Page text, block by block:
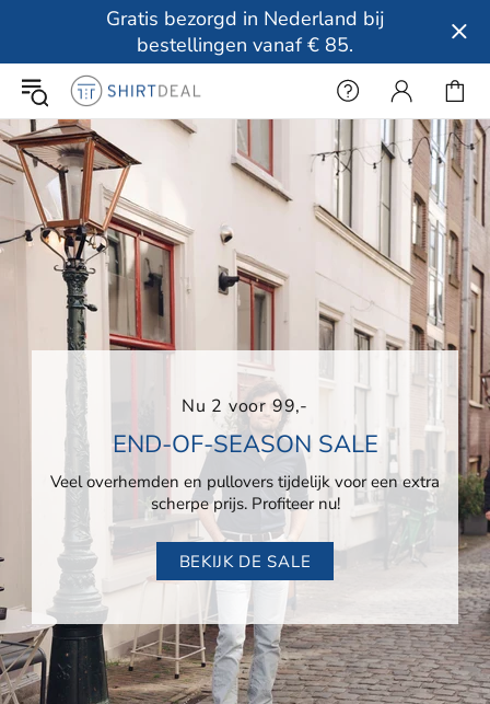
Gratis bezorgd in Nederland bij
bestellingen vanaf € 85.
Nu 2 voor 99,-
END-OF-SEASON SALE
Veel overhemden en pullovers tijdelijk voor een extra
scherpe prijs. Profiteer nu!
BEKIJK DE SALE